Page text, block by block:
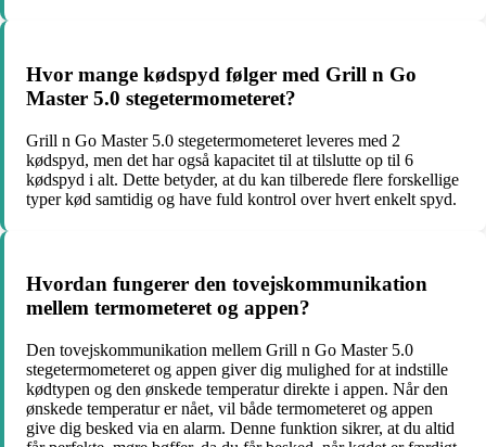
Hvor mange kødspyd følger med Grill n Go
Master 5.0 stegetermometeret?
Grill n Go Master 5.0 stegetermometeret leveres med 2
kødspyd, men det har også kapacitet til at tilslutte op til 6
kødspyd i alt. Dette betyder, at du kan tilberede flere forskellige
typer kød samtidig og have fuld kontrol over hvert enkelt spyd.
Hvordan fungerer den tovejskommunikation
mellem termometeret og appen?
Den tovejskommunikation mellem Grill n Go Master 5.0
stegetermometeret og appen giver dig mulighed for at indstille
kødtypen og den ønskede temperatur direkte i appen. Når den
ønskede temperatur er nået, vil både termometeret og appen
give dig besked via en alarm. Denne funktion sikrer, at du altid